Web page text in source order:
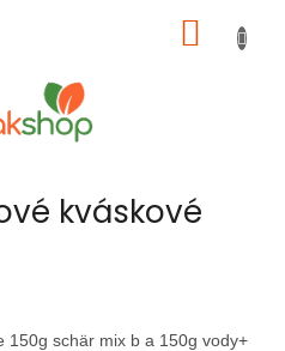
KOŠÍK
kváskové
150g schär mix b a 150g vody+